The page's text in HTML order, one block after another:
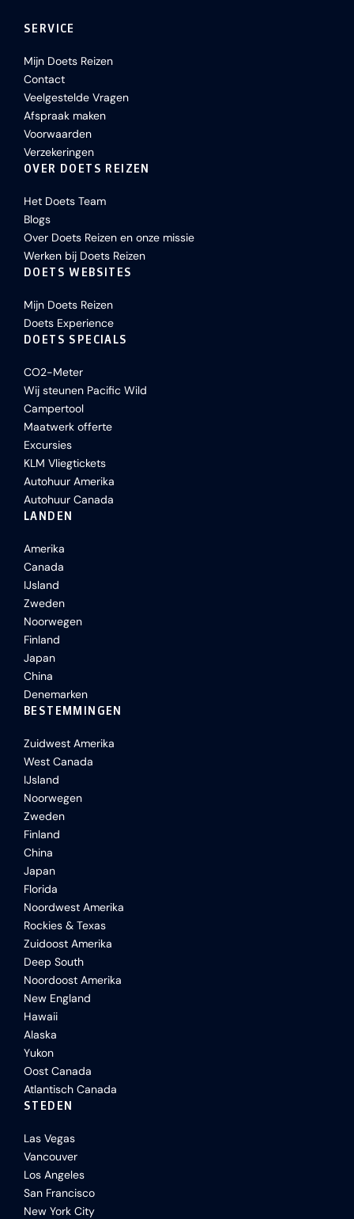
SERVICE
Mijn Doets Reizen
Contact
Veelgestelde Vragen
Afspraak maken
Voorwaarden
Verzekeringen
OVER DOETS REIZEN
Het Doets Team
Blogs
Over Doets Reizen en onze missie
Werken bij Doets Reizen
DOETS WEBSITES
Mijn Doets Reizen
Doets Experience
DOETS SPECIALS
CO2-Meter
Wij steunen Pacific Wild
Campertool
Maatwerk offerte
Excursies
KLM Vliegtickets
Autohuur Amerika
Autohuur Canada
LANDEN
Amerika
Canada
IJsland
Zweden
Noorwegen
Finland
Japan
China
Denemarken
BESTEMMINGEN
Zuidwest Amerika
West Canada
IJsland
Noorwegen
Zweden
Finland
China
Japan
Florida
Noordwest Amerika
Rockies & Texas
Zuidoost Amerika
Deep South
Noordoost Amerika
New England
Hawaii
Alaska
Yukon
Oost Canada
Atlantisch Canada
STEDEN
Las Vegas
Vancouver
Los Angeles
San Francisco
New York City